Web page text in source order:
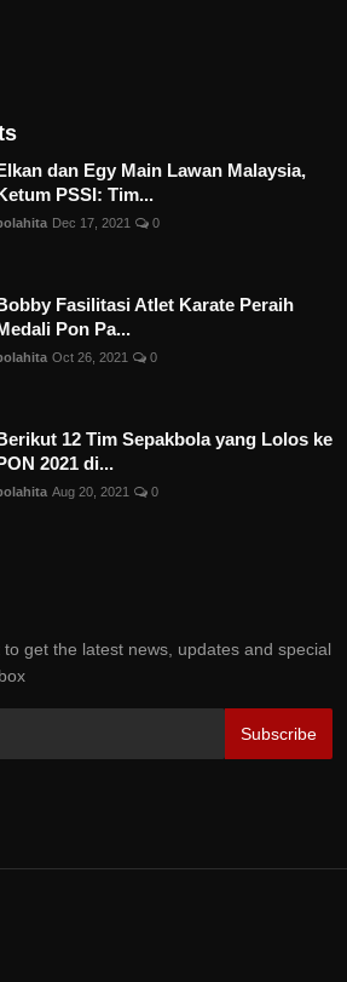
dan Egy Main Lawan Malaysia,
PSSI: Tim...
Dec 17, 2021 0
Fasilitasi Atlet Karate Peraih
Pon Pa...
Oct 26, 2021 0
12 Tim Sepakbola yang Lolos ke
2021 di...
Aug 20, 2021 0
get the latest news, updates and special
Subscribe